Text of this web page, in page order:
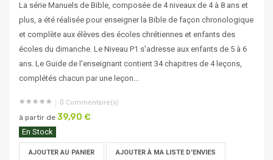
La série Manuels de Bible, composée de 4 niveaux de 4 à 8 ans et
plus, a été réalisée pour enseigner la Bible de façon chronologique
et complète aux élèves des écoles chrétiennes et enfants des
écoles du dimanche. Le Niveau P1 s'adresse aux enfants de 5 à 6
ans. Le Guide de l'enseignant contient 34 chapitres de 4 leçons,
complétés chacun par une leçon...
0 Commentaire(s)
à partir de 39,90 €
En Stock
AJOUTER AU PANIER AJOUTER À MA LISTE D'ENVIES